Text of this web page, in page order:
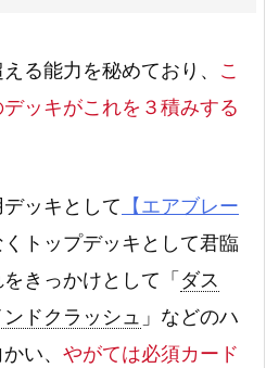
る能力を秘めており、 こ
ッキがこれを３積みする
ッキとして 【エアブレー
トップデッキとして君臨
きっかけとして「 ダス
ドクラッシュ 」などのハ
い、 やがては必須カード